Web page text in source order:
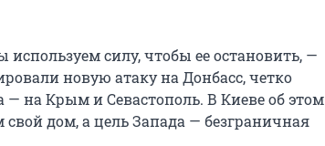
силу, чтобы ее остановить, —
новую атаку на Донбасс, четко
на Крым и Севастополь. В Киеве об этом
дом, а цель Запада — безграничная